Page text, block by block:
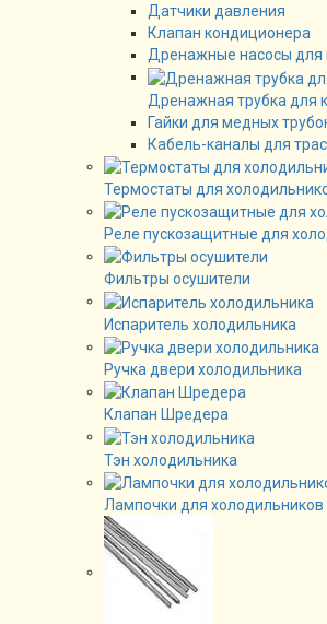
Датчики давления
Клапан кондиционера
Дренажные насосы для
Дренажная трубка для
Гайки для медных
Кабель-каналы для
Термостаты для
Реле пускозащитные для
Фильтры осушители
Испаритель холодильника
Ручка двери холодильника
Клапан Шредера
Тэн холодильника
Лампочки для холодильников